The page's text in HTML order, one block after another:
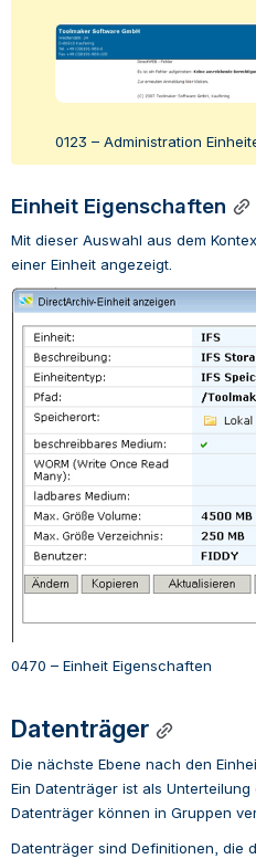
Open
0123 – Administration
Einheit Eigenschaften
Mit dieser Auswahl aus dem
einer Einheit angezeigt.
0470 – Einheit Eigenschaften
Datenträger
Die nächste Ebene nach den
Ein Datenträger ist als Unterteilung
Datenträger können in Gruppen
Datenträger sind Definitionen, die